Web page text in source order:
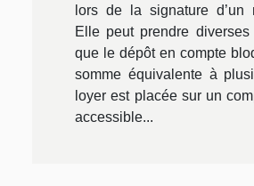
lors de la signature d’un
Elle peut prendre
que le dépôt en compte
somme équivalente à
loyer est placée sur un
accessible...